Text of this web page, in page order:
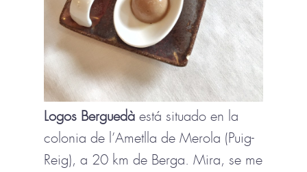
Logos Berguedà está situado en la
colonia de l’Ametlla de Merola (Puig-
Reig), a 20 km de Berga. Mira, se me